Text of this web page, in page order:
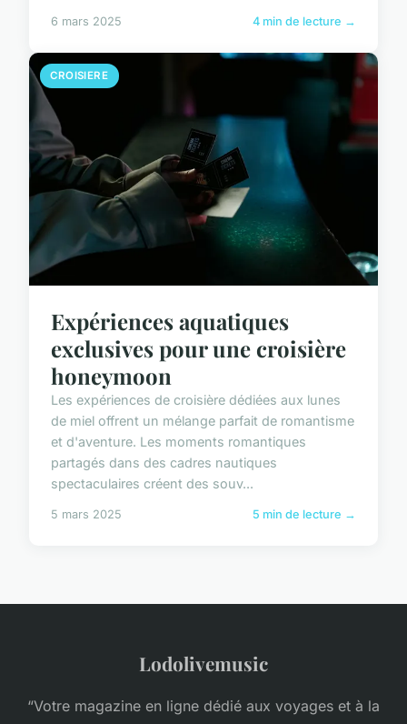
6 mars 2025 4 min de lecture →
CROISIERE
Expériences aquatiques
exclusives pour une croisière
honeymoon
Les expériences de croisière dédiées aux lunes
de miel offrent un mélange parfait de romantisme
et d'aventure. Les moments romantiques
partagés dans des cadres nautiques
spectaculaires créent des souv...
5 mars 2025 5 min de lecture →
Lodolivemusic
“Votre magazine en ligne dédié aux voyages et à la